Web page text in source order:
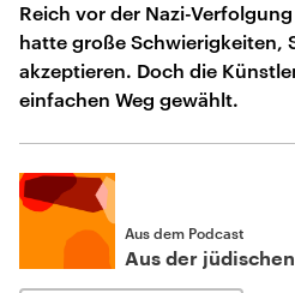
Reich vor der Nazi-
hatte große Schwierigkeiten,
akzeptieren. Doch die
einfachen Weg gewählt.
Aus dem Podcast
Aus der